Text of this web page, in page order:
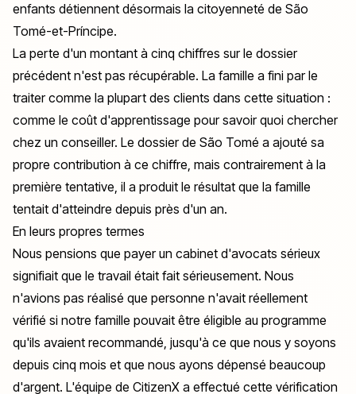
enfants détiennent désormais la citoyenneté de São
Tomé-et-Príncipe.
La perte d'un montant à cinq chiffres sur le dossier
précédent n'est pas récupérable. La famille a fini par le
traiter comme la plupart des clients dans cette situation :
comme le coût d'apprentissage pour savoir quoi chercher
chez un conseiller. Le dossier de São Tomé a ajouté sa
propre contribution à ce chiffre, mais contrairement à la
première tentative, il a produit le résultat que la famille
tentait d'atteindre depuis près d'un an.
En leurs propres termes
Nous pensions que payer un cabinet d'avocats sérieux
signifiait que le travail était fait sérieusement. Nous
n'avions pas réalisé que personne n'avait réellement
vérifié si notre famille pouvait être éligible au programme
qu'ils avaient recommandé, jusqu'à ce que nous y soyons
depuis cinq mois et que nous ayons dépensé beaucoup
d'argent. L'équipe de CitizenX a effectué cette vérification